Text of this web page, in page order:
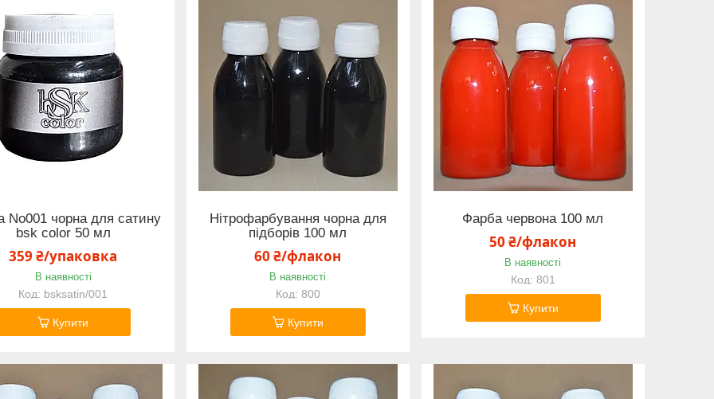
No001 чорна для сатину
bsk color 50 мл
359 ₴/упаковка
В наявності
bsksatin/001
Купити
Нітрофарбування чорна для
підборів 100 мл
60 ₴/флакон
В наявності
800
Купити
Фарба червона 100 мл
50 ₴/флакон
В наявності
801
Купити